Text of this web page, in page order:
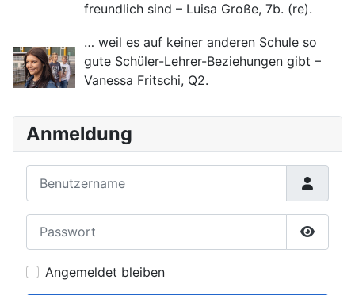
Anmeldung
Angemeldet bleiben
freundlich sind – Luisa Große, 7b. (re).
… weil es auf keiner anderen Schule so
gute Schüler-Lehrer-Beziehungen gibt –
Vanessa Fritschi, Q2.